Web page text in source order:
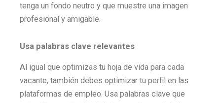
tenga un fondo neutro y que muestre una imagen
profesional y amigable.
Usa palabras clave relevantes
Al igual que optimizas tu hoja de vida para cada
vacante, también debes optimizar tu perfil en las
plataformas de empleo. Usa palabras clave que